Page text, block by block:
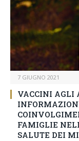
7 GIUGNO 2021
VACCINI AGLI
FAMIGLIE
SALUTE DEI